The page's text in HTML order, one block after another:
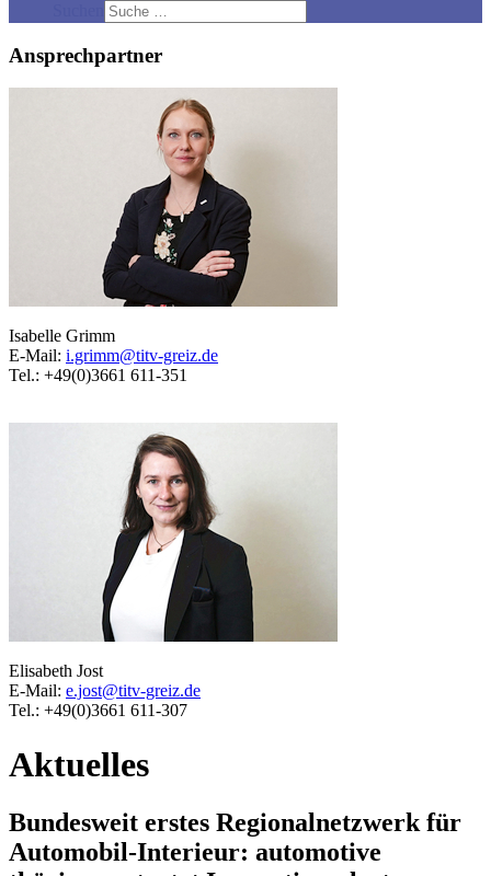
Ansprechpartner
Isabelle Grimm
E-Mail: i.grimm@titv-greiz.de
Tel.: +49(0)3661 611-351
Elisabeth Jost
E-Mail: e.jost@titv-greiz.de
Tel.: +49(0)3661 611-307
Aktuelles
Bundesweit erstes Regionalnetzwerk für
Automobil-Interieur: automotive